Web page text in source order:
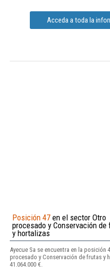
Acceda a toda la
Posición 47 en el sector Otro
procesado y Conservación de
y hortalizas
Ayecue Sa se encuentra en la posición
procesado y Conservación de frutas y
41.064.000 €.